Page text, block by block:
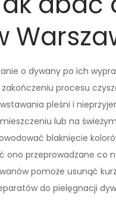
o dywany po ich
zakończeniu procesu
pleśni i
lub na
blaknięcie
ono przeprowadzane co
pomoże usunąć
do pielęgnacji